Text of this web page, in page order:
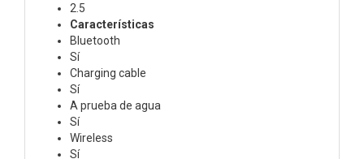
2.5
Características
Bluetooth
Sí
Charging cable
Sí
A prueba de agua
Sí
Wireless
Sí